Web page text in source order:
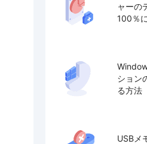
ャーの
100％
ション
る方法
USBメ